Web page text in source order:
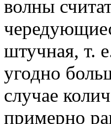
волны
штучная, т.
угодно
случае
примерно